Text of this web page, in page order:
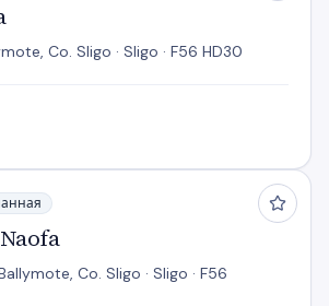
Co. Sligo · Sligo · F56 HD30
Co. Sligo · Sligo · F56